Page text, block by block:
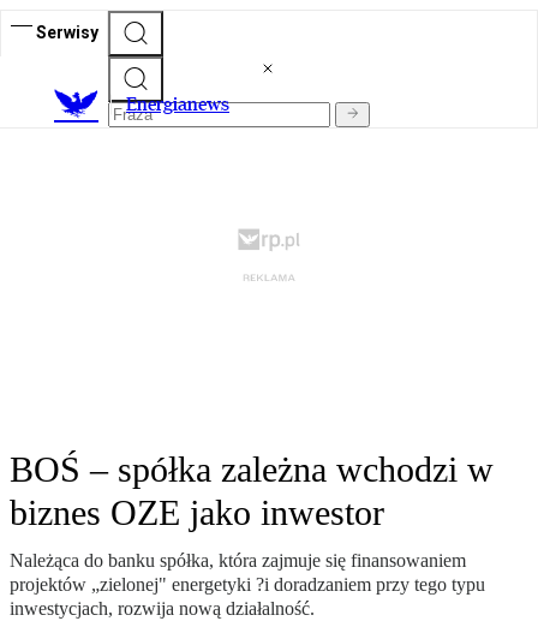
Serwisy
Energianews
BOŚ – spółka zależna wchodzi w
biznes OZE jako inwestor
Należąca do banku spółka, która zajmuje się finansowaniem
projektów „zielonej" energetyki ?i doradzaniem przy tego typu
inwestycjach, rozwija nową działalność.